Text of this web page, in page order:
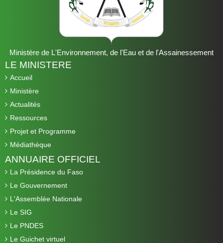
Ministère de L'Environnement, de l'Eau et de l'Assainessement
LE MINISTERE
Accueil
Ministère
Actualités
Ressources
Projet et Programme
Médiathèque
ANNUAIRE OFFICIEL
La Présidence du Faso
Le Gouvernement
L'Assemblée Nationale
Le SIG
Le PNDES
Le Guichet virtuel